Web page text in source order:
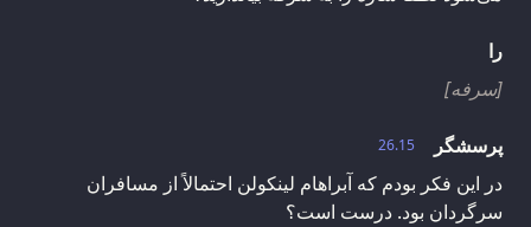
را
[سرفه]
26.15
پرسشگر
در این فکر بودم که آبراهام لینکولن احتمالاً از مسافران
سرگردان بود. درست است؟